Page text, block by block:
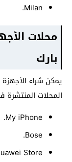
Milan.
محلات
بارك
يمكن شراء الأجهزة
المحلات
My iPhone.
Bose.
Store.